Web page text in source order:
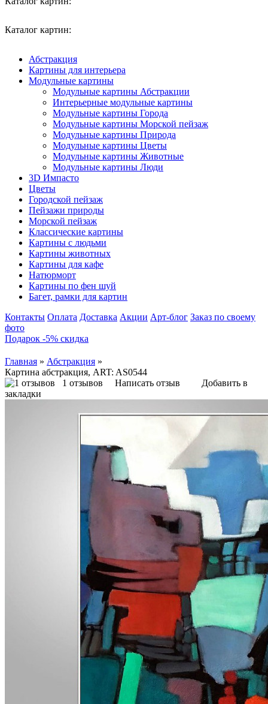
Каталог картин:
Абстракция
Картины для интерьера
Модульные картины
Модульные картины Абстракции
Интерьерные модульные картины
Модульные картины Города
Модульные картины Морской пейзаж
Модульные картины Природа
Модульные картины Цветы
Модульные картины Животные
Модульные картины Люди
3D Импасто
Цветы
Городской пейзаж
Пейзажи природы
Морской пейзаж
Классические картины
Картины с людьми
Картины животных
Картины для кафе
Натюрморт
Картины по фен шуй
Багет, рамки для картин
Контакты Оплата Доставка Акции Арт-блог Заказ по своему
фото
Подарок -5% скидка
Главная » Абстракция »
Картина абстракция, ART: AS0544
1 отзывов
Написать отзыв
Добавить в
закладки